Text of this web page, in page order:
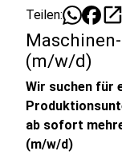
Teilen: open_in_new
(m/w/d)
Wir suchen für
ab sofort
(m/w/d)